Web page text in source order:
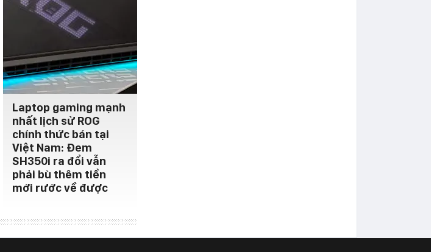
Laptop gaming mạnh
nhất lịch sử ROG
chính thức bán tại
Việt Nam: Đem
SH350i ra đổi vẫn
phải bù thêm tiền
mới rước về được